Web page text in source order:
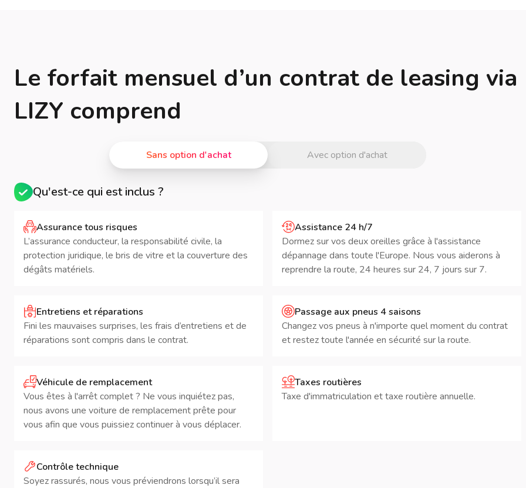
Le forfait mensuel d’un contrat de leasing via
LIZY comprend
Avec option d'achat
Sans option d'achat
Qu'est-ce qui est inclus ?
Assurance tous risques
L’assurance conducteur, la responsabilité civile, la
protection juridique, le bris de vitre et la couverture des
dégâts matériels.
Assistance 24 h/7
Dormez sur vos deux oreilles grâce à l'assistance
dépannage dans toute l'Europe. Nous vous aiderons à
reprendre la route, 24 heures sur 24, 7 jours sur 7.
Entretiens et réparations
Fini les mauvaises surprises, les frais d’entretiens et de
réparations sont compris dans le contrat.
Passage aux pneus 4 saisons
Changez vos pneus à n'importe quel moment du contrat
et restez toute l'année en sécurité sur la route.
Véhicule de remplacement
Vous êtes à l'arrêt complet ? Ne vous inquiétez pas,
nous avons une voiture de remplacement prête pour
vous afin que vous puissiez continuer à vous déplacer.
Taxes routières
Taxe d'immatriculation et taxe routière annuelle.
Contrôle technique
Soyez rassurés, nous vous préviendrons lorsqu’il sera